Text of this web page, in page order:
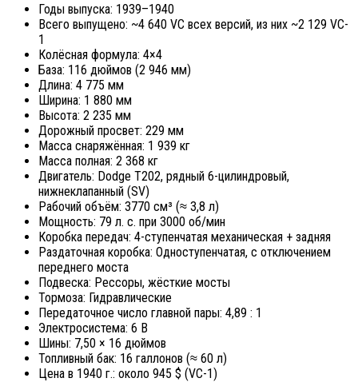
Годы выпуска: 1939–1940
Всего выпущено: ~4 640 VC всех версий, из них ~2 129 VC-
1
Колёсная формула: 4×4
База: 116 дюймов (2 946 мм)
Длина: 4 775 мм
Ширина: 1 880 мм
Высота: 2 235 мм
Дорожный просвет: 229 мм
Масса снаряжённая: 1 939 кг
Масса полная: 2 368 кг
Двигатель: Dodge T202, рядный 6-цилиндровый,
нижнеклапанный (SV)
Рабочий объём: 3770 см³ (≈ 3,8 л)
Мощность: 79 л. с. при 3000 об/мин
Коробка передач: 4-ступенчатая механическая + задняя
Раздаточная коробка: Одноступенчатая, с отключением
переднего моста
Подвеска: Рессоры, жёсткие мосты
Тормоза: Гидравлические
Передаточное число главной пары: 4,89 : 1
Электросистема: 6 В
Шины: 7,50 × 16 дюймов
Топливный бак: 16 галлонов (≈ 60 л)
Цена в 1940 г.: около 945 $ (VC-1)